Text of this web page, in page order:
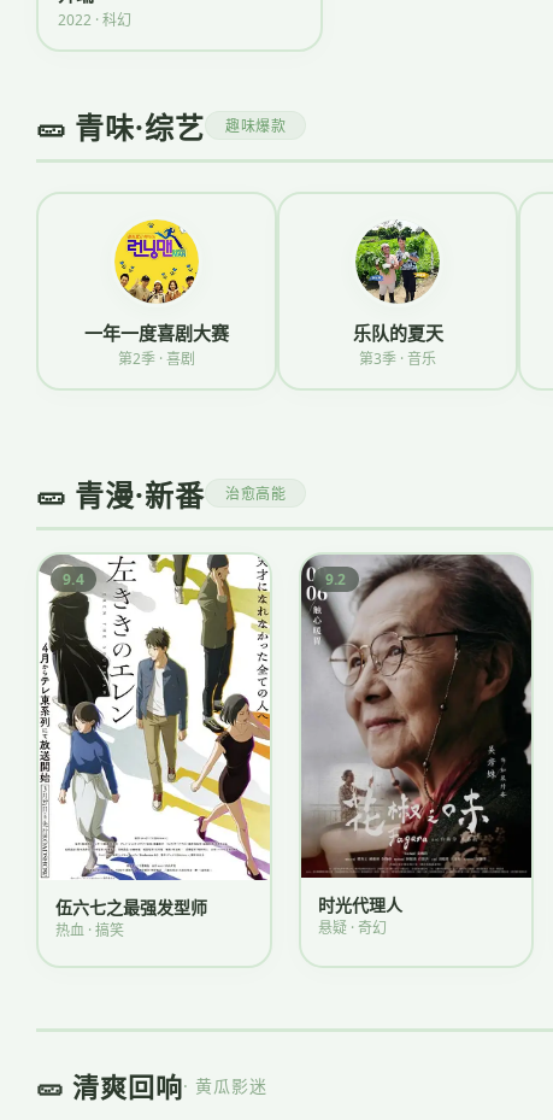
2022 · 科幻
🥒 青味·综艺 趣味爆款
一年一度喜剧大赛
第2季 · 喜剧
乐队的夏天
第3季 · 音乐
🥒 青漫·新番 治愈高能
9.4
伍六七之最强发型师
热血 · 搞笑
9.2
时光代理人
悬疑 · 奇幻
🥒 清爽回响· 黄瓜影迷